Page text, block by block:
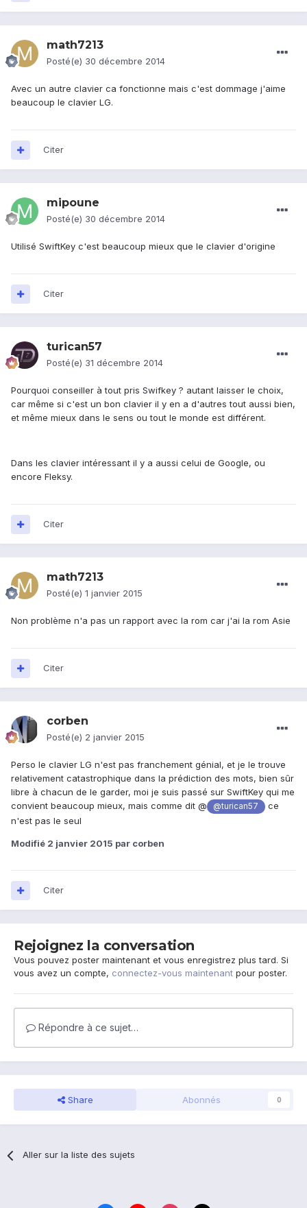
math7213
Posté(e) 30 décembre 2014
Avec un autre clavier ca fonctionne mais c'est dommage j'aime
beaucoup le clavier LG.
Citer
mipoune
Posté(e) 30 décembre 2014
Utilisé SwiftKey c'est beaucoup mieux que le clavier d'origine
Citer
turican57
Posté(e) 31 décembre 2014
Pourquoi conseiller à tout pris Swifkey ? autant laisser le choix,
car même si c'est un bon clavier il y en a d'autres tout aussi bien,
et même mieux dans le sens ou tout le monde est différent.
Dans les clavier intéressant il y a aussi celui de Google, ou
encore Fleksy.
Citer
math7213
Posté(e) 1 janvier 2015
Non problème n'a pas un rapport avec la rom car j'ai la rom Asie
Citer
corben
Posté(e) 2 janvier 2015
Perso le clavier LG n'est pas franchement génial, et je le trouve
relativement catastrophique dans la prédiction des mots, bien sûr
libre à chacun de le garder, moi je suis passé sur SwiftKey qui me
convient beaucoup mieux, mais comme dit @
@turican57
ce
n'est pas le seul
Modifié 2 janvier 2015 par corben
Citer
Rejoignez la conversation
Vous pouvez poster maintenant et vous enregistrez plus tard. Si
vous avez un compte, connectez-vous maintenant pour poster.
Répondre à ce sujet…
Share Abonnés 0
Aller sur la liste des sujets